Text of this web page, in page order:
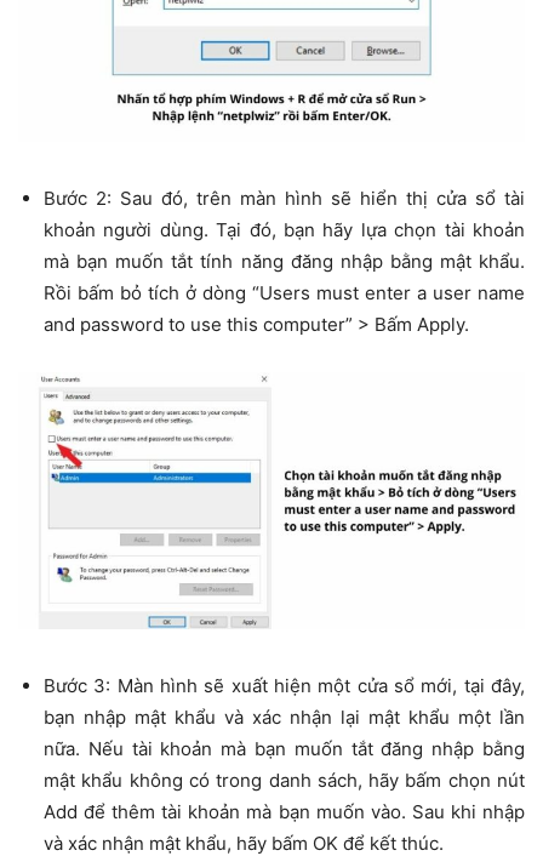
Bước 2: Sau đó, trên màn hình sẽ hiển thị cửa sổ tài
khoản người dùng. Tại đó, bạn hãy lựa chọn tài khoản
mà bạn muốn tắt tính năng đăng nhập bằng mật khẩu.
Rồi bấm bỏ tích ở dòng “Users must enter a user name
and password to use this computer” > Bấm Apply.
Bước 3: Màn hình sẽ xuất hiện một cửa sổ mới, tại đây,
bạn nhập mật khẩu và xác nhận lại mật khẩu một lần
nữa. Nếu tài khoản mà bạn muốn tắt đăng nhập bằng
mật khẩu không có trong danh sách, hãy bấm chọn nút
Add để thêm tài khoản mà bạn muốn vào. Sau khi nhập
và xác nhận mật khẩu, hãy bấm OK để kết thúc.